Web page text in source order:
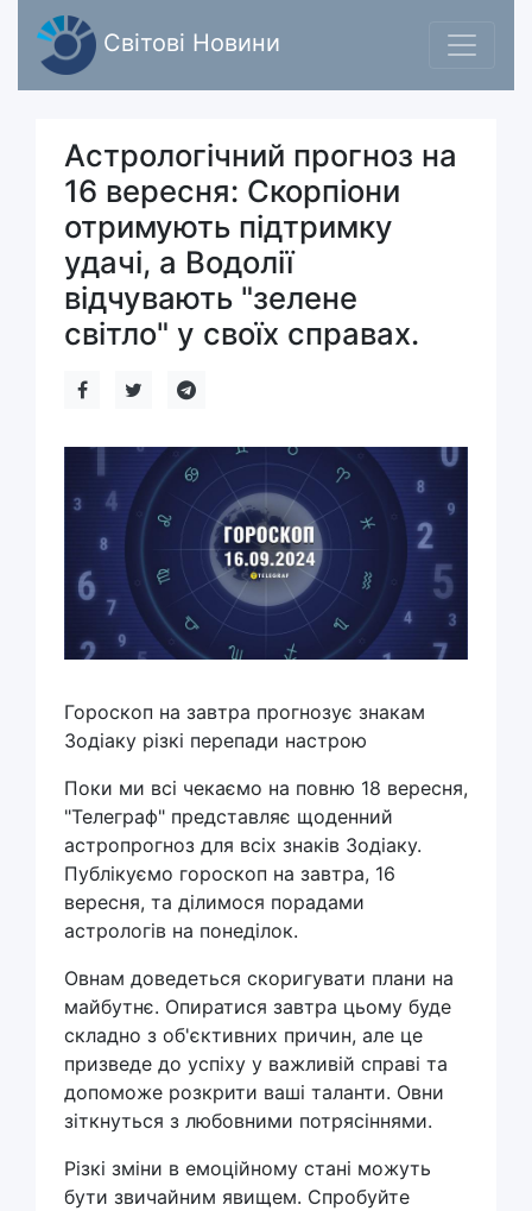
Світові Новини
Астрологічний прогноз на
16 вересня: Скорпіони
отримують підтримку
удачі, а Водолії
відчувають "зелене
світло" у своїх справах.
Гороскоп на завтра прогнозує знакам
Зодіаку різкі перепади настрою
Поки ми всі чекаємо на повню 18 вересня,
"Телеграф" представляє щоденний
астропрогноз для всіх знаків Зодіаку.
Публікуємо гороскоп на завтра, 16
вересня, та ділимося порадами
астрологів на понеділок.
Овнам доведеться скоригувати плани на
майбутнє. Опиратися завтра цьому буде
складно з об'єктивних причин, але це
призведе до успіху у важливій справі та
допоможе розкрити ваші таланти. Овни
зіткнуться з любовними потрясіннями.
Різкі зміни в емоційному стані можуть
бути звичайним явищем. Спробуйте